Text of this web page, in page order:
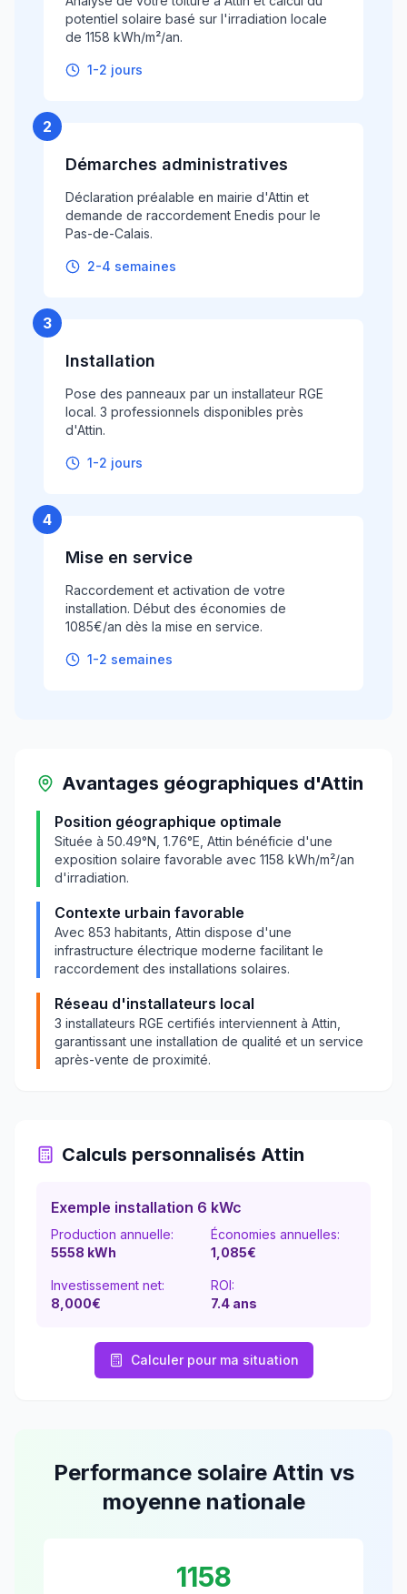
potentiel solaire basé sur l'irradiation locale
de 1158 kWh/m²/an.
1-2 jours
2
Démarches administratives
Déclaration préalable en mairie d'Attin et
demande de raccordement Enedis pour le
Pas-de-Calais.
2-4 semaines
3
Installation
Pose des panneaux par un installateur RGE
local. 3 professionnels disponibles près
d'Attin.
1-2 jours
4
Mise en service
Raccordement et activation de votre
installation. Début des économies de
1085€/an dès la mise en service.
1-2 semaines
Avantages géographiques d'Attin
Position géographique optimale
Située à 50.49°N, 1.76°E, Attin bénéficie d'une
exposition solaire favorable avec 1158 kWh/m²/an
d'irradiation.
Contexte urbain favorable
Avec 853 habitants, Attin dispose d'une
infrastructure électrique moderne facilitant le
raccordement des installations solaires.
Réseau d'installateurs local
3 installateurs RGE certifiés interviennent à Attin
garantissant une installation de qualité et un service
après-vente de proximité.
Calculs personnalisés Attin
Exemple installation 6 kWc
Production annuelle:
5558 kWh
Économies annuelles:
1,085€
Investissement net:
8,000€
ROI:
7.4 ans
Calculer pour ma situation
Performance solaire Attin vs
moyenne nationale
1158